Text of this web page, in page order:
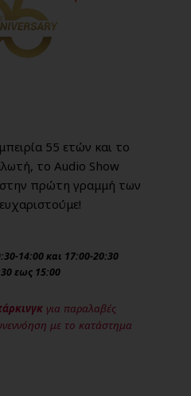
55 ετών και το
το Audio Show
στην πρώτη γραμμή των
14:00 και 17:00-20:30
εως 15:00
για παραλαβές
με το κατάστημα